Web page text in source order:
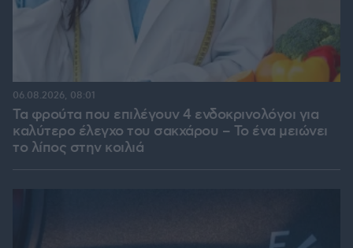
Τα φρούτα που επιλέγουν 4 ενδοκρινολόγοι για
καλύτερο έλεγχο του σακχάρου – Το ένα μειώνει
το λίπος στην κοιλιά
06.08.2026, 08:01